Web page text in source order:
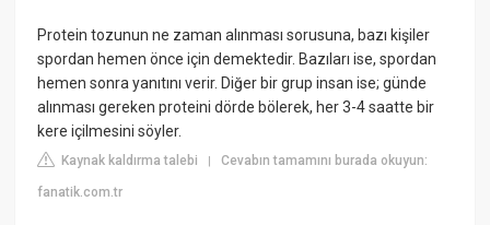
Protein tozunun ne zaman alınması sorusuna, bazı kişiler
spordan hemen önce için demektedir. Bazıları ise, spordan
hemen sonra yanıtını verir. Diğer bir grup insan ise; günde
alınması gereken proteini dörde bölerek, her 3-4 saatte bir
kere içilmesini söyler.
Kaynak kaldırma talebi |Cevabın tamamını burada okuyun:
fanatik.com.tr